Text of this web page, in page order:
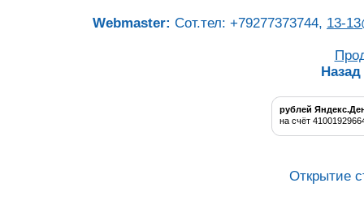
Webmaster: Сот.тел: +79277373744, 13-
Назад
рублей
на счёт
Открытие